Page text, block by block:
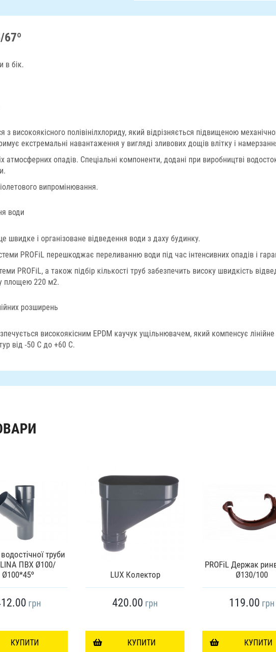
67º
в бік.
високоякісного полівінілхлориду, який відрізняється підвищеною
екстремальні навантаження у вигляді зливових дощів влітку і
атмосферних опадів. Спеціальні компоненти, додані при виробництві
випромінювання.
води
швидке і організоване відведення води з даху будинку.
PROFiL перешкоджає переливанню води під час інтенсивних опадів і
PROFiL, а також підбір кількості труб забезпечить високу швидкість
площею 220 м2.
розширень
високоякісним EPDM каучук ущільнювачем, який компенсує
від -50 С до +60 С.
труби
ПВХ Ø100/
Ø100*45º
грн
КУПИТИ
LUX Колектор
420.00 грн
КУПИТИ
PROFiL Держак
Ø130/100
119.00 грн
КУПИТИ